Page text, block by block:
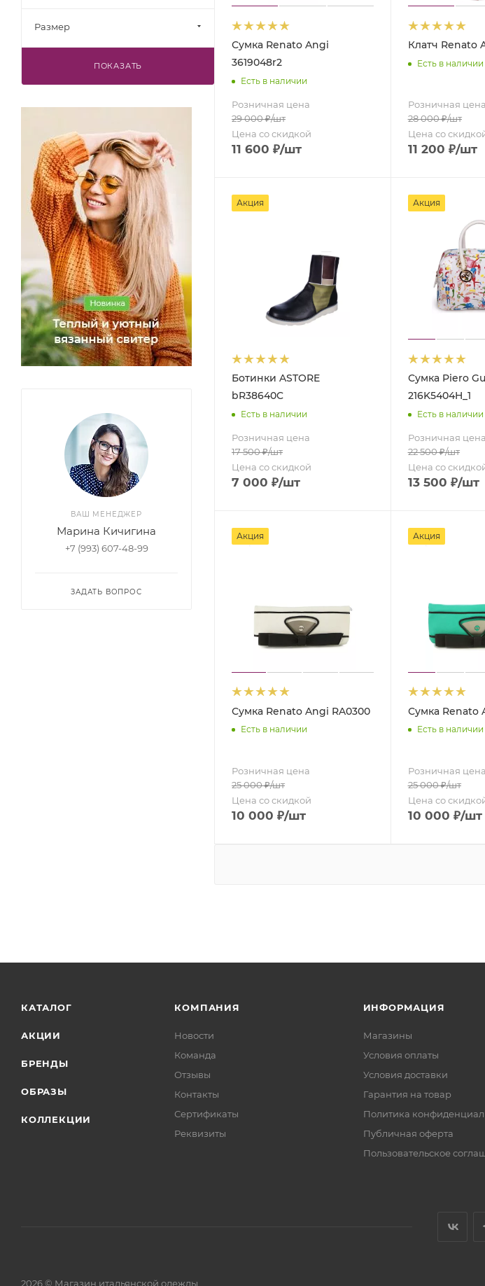
Сумка Renato Angi
3619048r2
Есть в наличии
Розничная цена
29 000₽/шт
Цена со скидкой
11 600 ₽/шт
Клатч Renato
Есть в наличии
Розничная цена
28 000₽/шт
Цена со
11 200 ₽/шт
Акция
Ботинки ASTORE
bR38640C
Есть в наличии
Розничная цена
17 500₽/шт
Цена со скидкой
7 000 ₽/шт
Акция
Сумка Piero
216K5404H_1
Есть в наличии
Розничная цена
22 500₽/шт
Цена со
13 500 ₽/шт
Акция
Сумка Renato Angi RA0300
Есть в наличии
Розничная цена
25 000₽/шт
Цена со скидкой
10 000 ₽/шт
Акция
Сумка Renato
Есть в наличии
Розничная цена
25 000₽/шт
Цена со
10 000 ₽/шт
серый (6)
черный (16)
Размер
ПОКАЗАТЬ
ВАШ МЕНЕДЖЕР
Марина Кичигина
+7 (993) 607-48-99
ЗАДАТЬ ВОПРОС
КАТАЛОГ
АКЦИИ
БРЕНДЫ
ОБРАЗЫ
КОЛЛЕКЦИИ
КОМПАНИЯ
Новости
Команда
Отзывы
Контакты
Сертификаты
Реквизиты
ИНФОРМАЦИЯ
Магазины
Условия оплаты
Условия доставки
Гарантия на товар
Политика
Публичная оферта
Пользовательское
2026 © Магазин итальянской одежды